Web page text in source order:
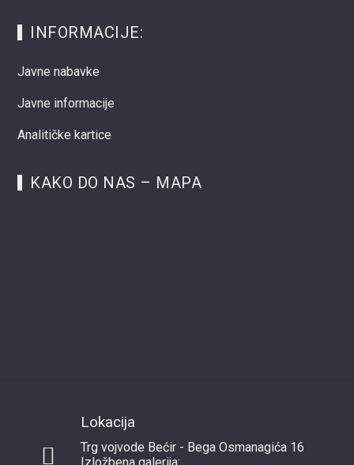
INFORMACIJE:
Javne nabavke
Javne informacije
Analitičke kartice
KAKO DO NAS – MAPA
Lokacija
Trg vojvode Bećir - Bega Osmanagića 16